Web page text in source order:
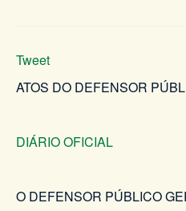
Tweet
ATOS DO DEFENSOR
DIÁRIO OFICIAL
O DEFENSOR PÚBLICO